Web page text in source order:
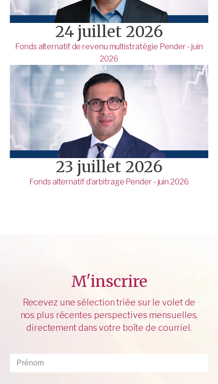
24 juillet 2026
Fonds alternatif de revenu multistratégie Pender - juin
2026
23 juillet 2026
Fonds alternatif d’arbitrage Pender - juin 2026
M'inscrire
Recevez une sélection triée sur le volet de
nos plus récentes perspectives mensuelles,
directement dans votre boîte de courriel.
Prénom*